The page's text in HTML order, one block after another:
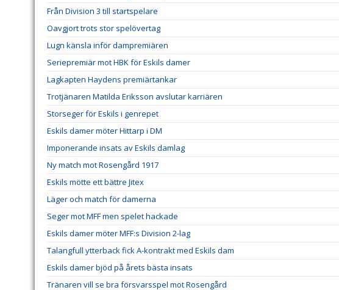
Från Division 3 till startspelare
Oavgjort trots stor spelövertag
Lugn känsla inför dampremiären
Seriepremiär mot HBK för Eskils damer
Lagkapten Haydens premiärtankar
Trotjänaren Matilda Eriksson avslutar karriären
Storseger för Eskils i genrepet
Eskils damer möter Hittarp i DM
Imponerande insats av Eskils damlag
Ny match mot Rosengård 1917
Eskils mötte ett bättre Jitex
Läger och match för damerna
Seger mot MFF men spelet hackade
Eskils damer möter MFF:s Division 2-lag
Talangfull ytterback fick A-kontrakt med Eskils dam
Eskils damer bjöd på årets bästa insats
Tränaren vill se bra försvarsspel mot Rosengård